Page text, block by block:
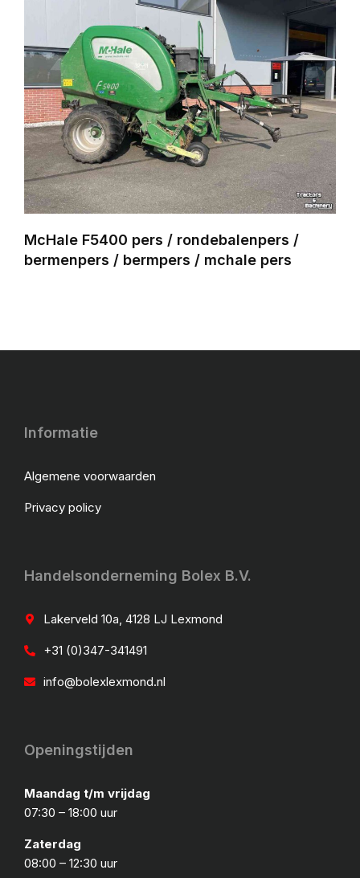
McHale F5400 pers / rondebalenpers /
bermenpers / bermpers / mchale pers
Informatie
Algemene voorwaarden
Privacy policy
Handelsonderneming Bolex B.V.
Lakerveld 10a, 4128 LJ Lexmond
+31 (0)347-341491
info@bolexlexmond.nl
Openingstijden
Maandag t/m vrijdag
07:30 – 18:00 uur
Zaterdag
08:00 – 12:30 uur